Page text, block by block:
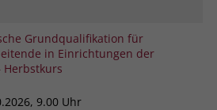
Grundqualifikation für
in Einrichtungen der
Herbstkurs
9.00 Uhr